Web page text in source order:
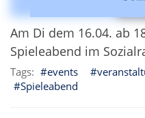
Am Di dem 16.04. ab
Spieleabend im
events
Spieleabend